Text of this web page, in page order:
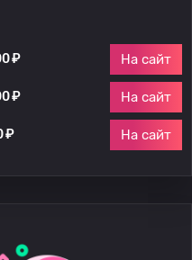
₽ На сайт
₽ На сайт
₽ На сайт